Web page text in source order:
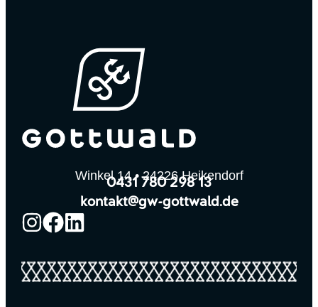
Winkel 14 • 24226 Heikendorf
0431 780 298 13
kontakt@gw-gottwald.de